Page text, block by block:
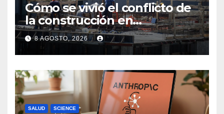
Cómo se vivió el conflicto de
la construcción en
Maldonado, un
departamento donde el
sector tiene sus
particularidades
8 AGOSTO, 2026
SALUD SCIENCE